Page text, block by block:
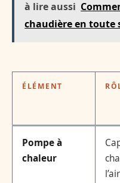
à lire aussi
chaudière en toute
ÉLÉMENT
Pompe à
chaleur